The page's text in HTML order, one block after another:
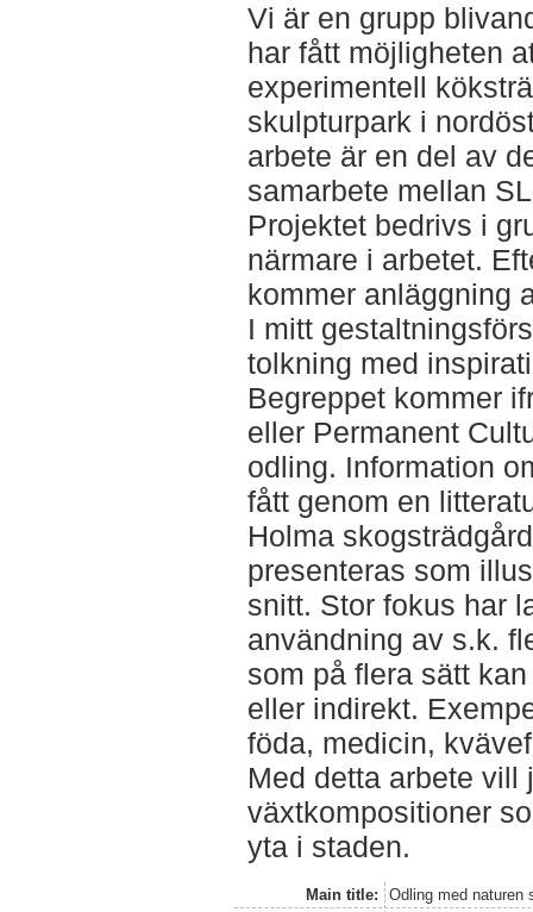
Vi är en grupp
har fått möjligheten
experimentell
skulpturpark i
arbete är en del av
samarbete mellan
Projektet bedrivs i
närmare i arbetet.
kommer anläggning
I mitt
tolkning med
Begreppet kommer
eller Permanent
odling. Information
fått genom en
Holma
presenteras som
snitt. Stor fokus har
användning av s.k.
som på flera sätt
eller indirekt.
föda, medicin,
Med detta arbete vill
växtkompositioner
yta i staden.
Main title:
Odling med naturen